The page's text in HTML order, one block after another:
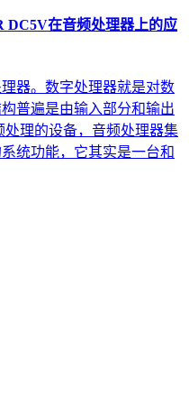
DC5V在音频处理器上的应
器。数字处理器就是对数
普遍是由输入部分和输出
理的设备，音频处理器集
统功能，它其实是一台和